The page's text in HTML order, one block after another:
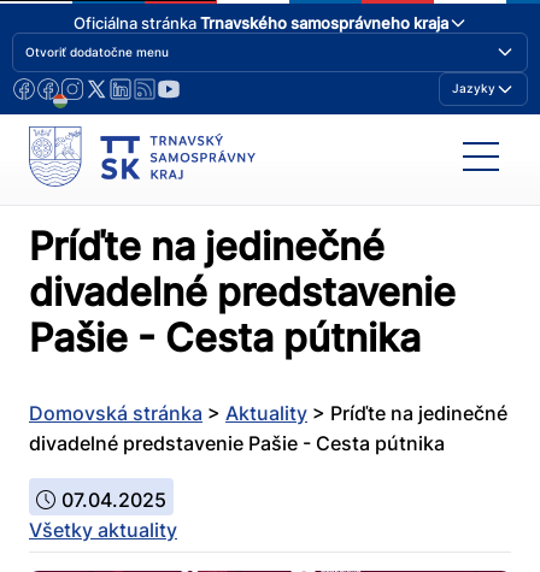
Oficiálna stránkaTrnavského samosprávneho kraja
Otvoriť dodatočne menu
Jazyky
Príďte na jedinečné
divadelné predstavenie
Pašie - Cesta pútnika
Domovská stránka > Aktuality > Príďte na jedinečné
divadelné predstavenie Pašie - Cesta pútnika
07.04.2025
Všetky aktuality